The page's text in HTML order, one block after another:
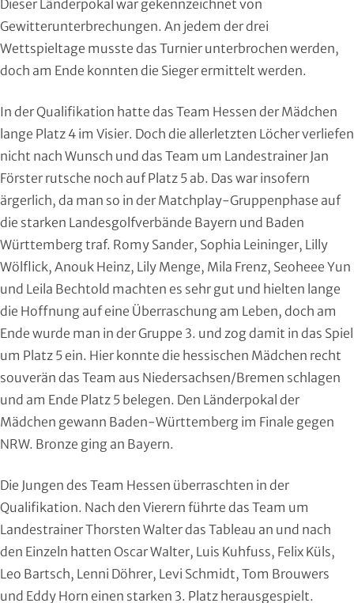
Dieser Länderpokal war gekennzeichnet von
Gewitterunterbrechungen. An jedem der drei
Wettspieltage musste das Turnier unterbrochen werden,
doch am Ende konnten die Sieger ermittelt werden.
In der Qualifikation hatte das Team Hessen der Mädchen
lange Platz 4 im Visier. Doch die allerletzten Löcher verliefen
nicht nach Wunsch und das Team um Landestrainer Jan
Förster rutsche noch auf Platz 5 ab. Das war insofern
ärgerlich, da man so in der Matchplay-Gruppenphase auf
die starken Landesgolfverbände Bayern und Baden
Württemberg traf. Romy Sander, Sophia Leininger, Lilly
Wölflick, Anouk Heinz, Lily Menge, Mila Frenz, Seoheee Yun
und Leila Bechtold machten es sehr gut und hielten lange
die Hoffnung auf eine Überraschung am Leben, doch am
Ende wurde man in der Gruppe 3. und zog damit in das Spiel
um Platz 5 ein. Hier konnte die hessischen Mädchen recht
souverän das Team aus Niedersachsen/Bremen schlagen
und am Ende Platz 5 belegen. Den Länderpokal der
Mädchen gewann Baden-Württemberg im Finale gegen
NRW. Bronze ging an Bayern.
Die Jungen des Team Hessen überraschten in der
Qualifikation. Nach den Vierern führte das Team um
Landestrainer Thorsten Walter das Tableau an und nach
den Einzeln hatten Oscar Walter, Luis Kuhfuss, Felix Küls,
Leo Bartsch, Lenni Döhrer, Levi Schmidt, Tom Brouwers
und Eddy Horn einen starken 3. Platz herausgespielt.
Vogelsberg
Waldeck-Frankenberg
Werra-Meißner
Wetterau
Wiesbaden
Fechten
Floorball
Frisbeesport
Fußball
Gehörlosen Sport
Golf
Handball
Ju-Jutsu
Judo
Kanu
Karate
Kickboxen
Leichtathletik
Luftsport